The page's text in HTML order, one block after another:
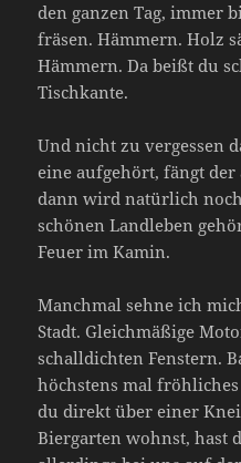
den ganzen Tag, immer
fräsen. Hämmern. Holz
Hämmern. Da beißt du
Tischkante.
Und nicht zu vergessen
eine aufgehört, fängt
dann wird natürlich
schönen Landleben
Feuer im Kamin.
Manchmal sehne ich
Stadt. Gleichmäßige
schalldichten Fenstern.
höchstens mal
du direkt über einer
Biergarten wohnst, hast